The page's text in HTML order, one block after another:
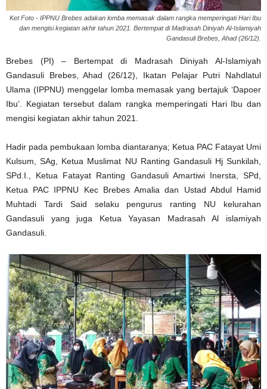
Ket Foto - IPPNU Brebes adakan lomba memasak dalam rangka memperingati Hari Ibu
dan mengisi kegiatan akhir tahun 2021. Bertempat di Madrasah Diniyah Al-Islamiyah
Gandasuli Brebes, Ahad (26/12).
Brebes (PI) – Bertempat di Madrasah Diniyah Al-Islamiyah
Gandasuli Brebes, Ahad (26/12), Ikatan Pelajar Putri Nahdlatul
Ulama (IPPNU) menggelar lomba memasak yang bertajuk ‘Dapoer
Ibu’. Kegiatan tersebut dalam rangka memperingati Hari Ibu dan
mengisi kegiatan akhir tahun 2021.
Hadir pada pembukaan lomba diantaranya; Ketua PAC Fatayat Umi
Kulsum, SAg, Ketua Muslimat NU Ranting Gandasuli Hj Sunkilah,
SPd.I., Ketua Fatayat Ranting Gandasuli Amartiwi Inersta, SPd,
Ketua PAC IPPNU Kec Brebes Amalia dan Ustad Abdul Hamid
Muhtadi Tardi Said selaku pengurus ranting NU kelurahan
Gandasuli yang juga Ketua Yayasan Madrasah Al islamiyah
Gandasuli.